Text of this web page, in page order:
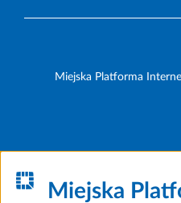
Miejska Platforma
Miejska